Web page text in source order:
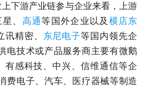
下游产业链参与企业来看，上游
、 高通等国外企业以及 横店东
讯精密、 东尼电子等国内领先企
电技术或产品服务商主要有微鹅
有感科技、中兴、信维通信等企
费电子、汽车、医疗器械等制造